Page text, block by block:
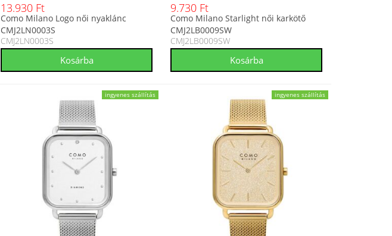
13.930 Ft
Como Milano Logo női nyaklánc
CMJ2LN0003S
CMJ2LN0003S
9.730 Ft
Como Milano Starlight női karkötő
CMJ2LB0009SW
CMJ2LB0009SW
ingyenes szállítás ingyenes szállítás